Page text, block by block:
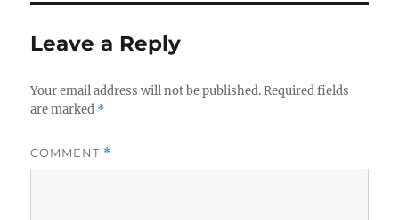
Leave a Reply
Your email address will not be published. Required fields
are marked *
COMMENT *